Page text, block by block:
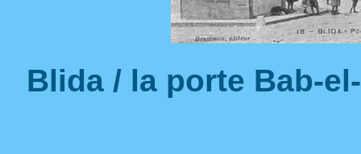
Blida / la porte Bab-